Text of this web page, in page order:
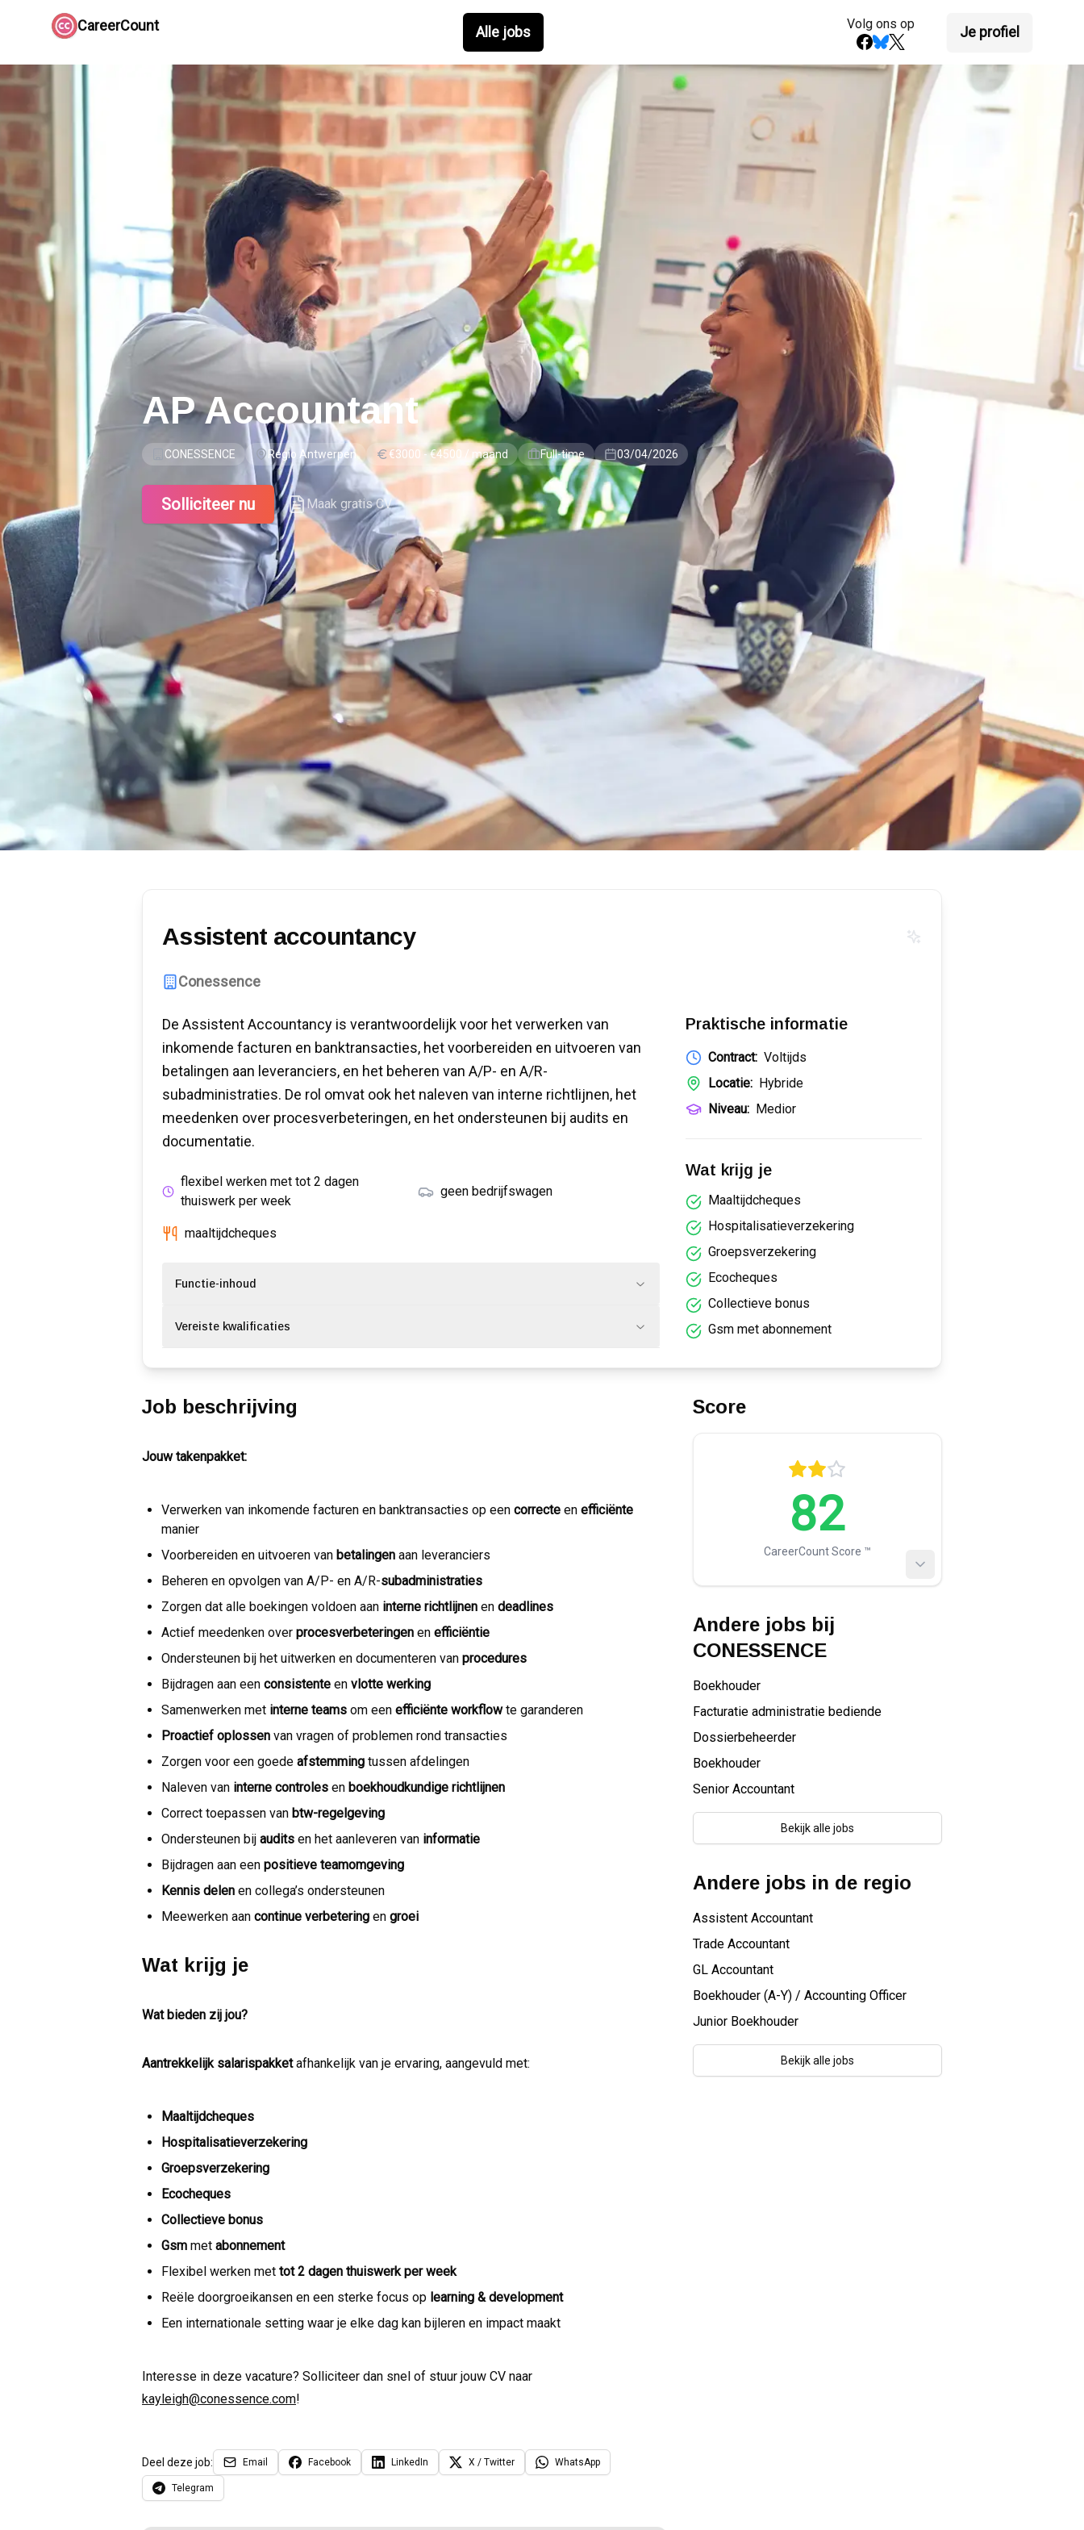
CareerCount Alle jobs Volg ons op Je profiel
AP Accountant
CONESSENCE Regio Antwerpen €3000 - €4500 / maand Full-time 03/04/2026
Solliciteer nu Maak gratis CV
Assistent accountancy
Conessence
De Assistent Accountancy is verantwoordelijk voor het verwerken van
inkomende facturen en banktransacties, het voorbereiden en uitvoeren van
betalingen aan leveranciers, en het beheren van A/P- en A/R-
subadministraties. De rol omvat ook het naleven van interne richtlijnen, het
meedenken over procesverbeteringen, en het ondersteunen bij audits en
documentatie.
flexibel werken met tot 2 dagen
thuiswerk per week
geen bedrijfswagen
maaltijdcheques
Functie-inhoud
Vereiste kwalificaties
Praktische informatie
Contract: Voltijds
Locatie: Hybride
Niveau: Medior
Wat krijg je
Maaltijdcheques
Hospitalisatieverzekering
Groepsverzekering
Ecocheques
Collectieve bonus
Gsm met abonnement
Job beschrijving
Jouw takenpakket:
Verwerken van inkomende facturen en banktransacties op een correcte en efficiënte
manier
Voorbereiden en uitvoeren van betalingen aan leveranciers
Beheren en opvolgen van A/P- en A/R-subadministraties
Zorgen dat alle boekingen voldoen aan interne richtlijnen en deadlines
Actief meedenken over procesverbeteringen en efficiëntie
Ondersteunen bij het uitwerken en documenteren van procedures
Bijdragen aan een consistente en vlotte werking
Samenwerken met interne teams om een efficiënte workflowte garanderen
Proactief oplossen van vragen of problemen rond transacties
Zorgen voor een goede afstemming tussen afdelingen
Naleven van interne controles en boekhoudkundige richtlijnen
Correct toepassen van btw-regelgeving
Ondersteunen bij audits en het aanleveren van informatie
Bijdragen aan een positieve teamomgeving
Kennis delen en collega’s ondersteunen
Meewerken aan continue verbetering en groei
Wat krijg je
Wat bieden zij jou?
Aantrekkelijk salarispakketafhankelijk van je ervaring, aangevuld met:
Maaltijdcheques
Hospitalisatieverzekering
Groepsverzekering
Ecocheques
Collectieve bonus
Gsm met abonnement
Flexibel werken met tot 2 dagen thuiswerk per week
Reële doorgroeikansen en een sterke focus op learning & development
Een internationale setting waar je elke dag kan bijleren en impact maakt
Interesse in deze vacature? Solliciteer dan snel of stuur jouw CV naar
kayleigh@conessence.com!
Deel deze job: Email Facebook LinkedIn X / Twitter WhatsApp
Telegram
Score
82
CareerCount Score ™️
Andere jobs bij
CONESSENCE
Boekhouder
Facturatie administratie bediende
Dossierbeheerder
Boekhouder
Senior Accountant
Bekijk alle jobs
Andere jobs in de regio
Assistent Accountant
Trade Accountant
GL Accountant
Boekhouder (A-Y) / Accounting Officer
Junior Boekhouder
Bekijk alle jobs